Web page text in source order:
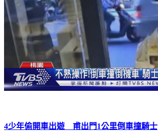
4少年偷開車出遊 甫出門1公里倒車撞騎士